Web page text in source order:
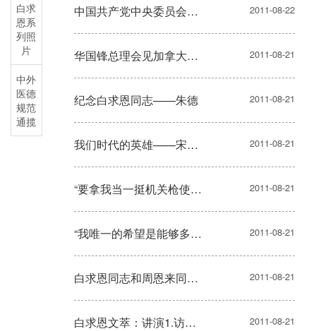
白求
恩系
列照
片
中外
医德
规范
通揽
中国共产党中央委员会慰问白求恩医师家属电 2011-08-22
华国锋总理会见加拿大外长，接收加拿大政府赠送白求恩铜像 2011-08-21
纪念白求恩同志——朱德 2011-08-21
我们时代的英雄——宋庆龄 2011-08-21
“要拿我当一挺机关枪使用”——聂荣臻 2011-08-21
“我唯一的希望是能够多有贡献”—— 吕正操 2011-08-21
白求恩同志和周恩来同志的一夕谈——王炳南 2011-08-21
白求恩文萃：讲演1.访问“镜中国”观感 2011-08-21